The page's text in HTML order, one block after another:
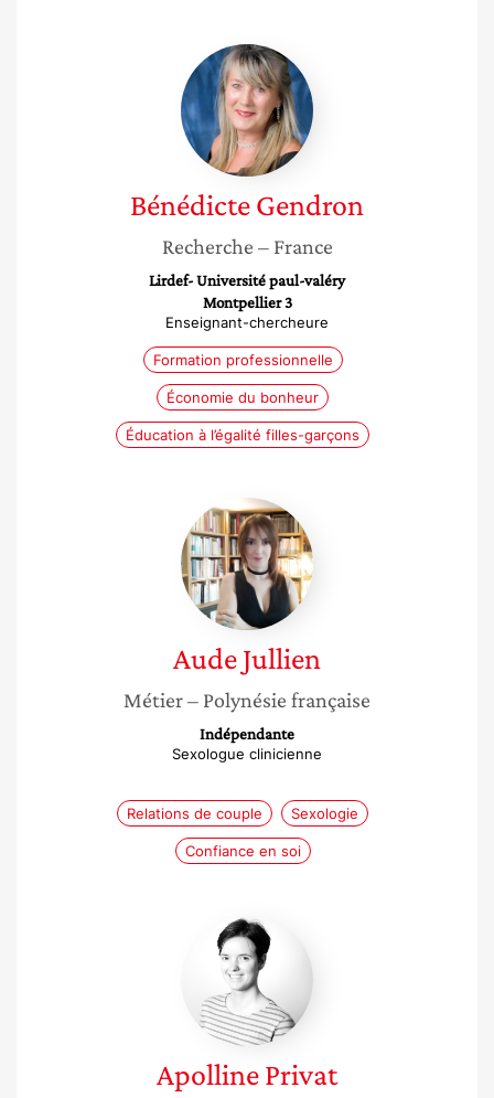
Bénédicte
Gendron
BénédicteGendron
Recherche – France
Lirdef- Université paul-valéry
Montpellier 3
Enseignant-chercheure
Formation professionnelle
Économie du bonheur
Éducation à l’égalité filles-garçons
Aude
Jullien
AudeJullien
Métier– Polynésie française
Indépendante
Sexologue clinicienne
Relations de couple Sexologie
Confiance en soi
Apolline
Privat
ApollinePrivat